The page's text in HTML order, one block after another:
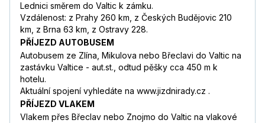
Lednici směrem do Valtic k zámku.
Vzdálenost: z Prahy 260 km, z Českých Budějovic 210
km, z Brna 63 km, z Ostravy 228.
PŘÍJEZD AUTOBUSEM
Autobusem ze Zlína, Mikulova nebo Břeclavi do Valtic na
zastávku Valtice - aut.st., odtud pěšky cca 450 m k
hotelu.
Aktuální spojení vyhledáte na www.jizdnirady.cz .
PŘÍJEZD VLAKEM
Vlakem přes Břeclav nebo Znojmo do Valtic na vlakové